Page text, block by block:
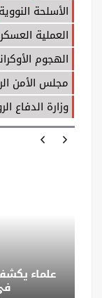
الأسلحة النووية
العملية
الهجوم
مجلس الأمن
وزارة الدفاع
علماء